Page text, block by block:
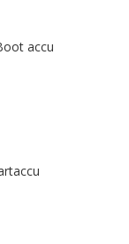
geen
en importeur
eigen AWACCU
aanbieden.
en krijgt u
accu